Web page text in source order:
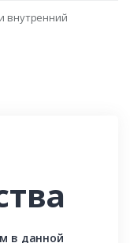
внутренний
в данной